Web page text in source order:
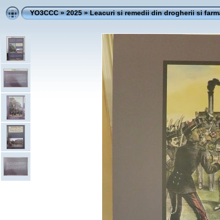
YO3CCC»2025»Leacuri si remedii din drogherii si